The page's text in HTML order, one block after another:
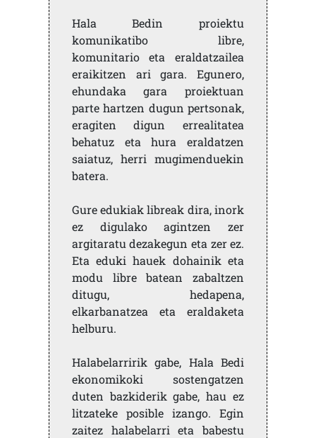
Hala Bedin proiektu
komunikatibo libre,
komunitario eta eraldatzailea
eraikitzen ari gara. Egunero,
ehundaka gara proiektuan
parte hartzen dugun pertsonak,
eragiten digun errealitatea
behatuz eta hura eraldatzen
saiatuz, herri mugimenduekin
batera.
Gure edukiak libreak dira, inork
ez digulako agintzen zer
argitaratu dezakegun eta zer ez.
Eta eduki hauek dohainik eta
modu libre batean zabaltzen
ditugu, hedapena,
elkarbanatzea eta eraldaketa
helburu.
Halabelarririk gabe, Hala Bedi
ekonomikoki sostengatzen
duten bazkiderik gabe, hau ez
litzateke posible izango. Egin
zaitez halabelarri eta babestu